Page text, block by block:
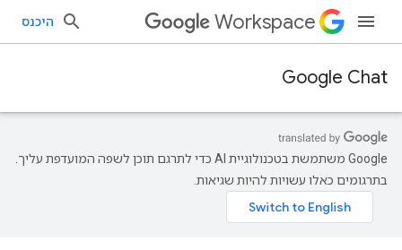
Workspace היכנס
Google Chat
‫Google משתמשת בטכנולוגיית AI כדי לתרגם תוכן לשפה המועדפת עליך.
בתרגומים כאלו עשויות להיות שגיאות.